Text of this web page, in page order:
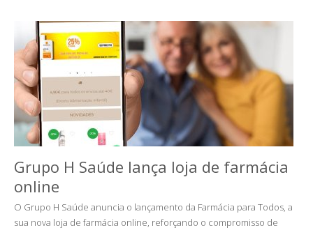
Grupo H Saúde lança loja de farmácia
online
O Grupo H Saúde anuncia o lançamento da Farmácia para Todos, a
sua nova loja de farmácia online, reforçando o compromisso de